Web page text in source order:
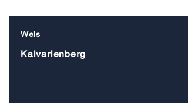
Wels
Kalvarienberg